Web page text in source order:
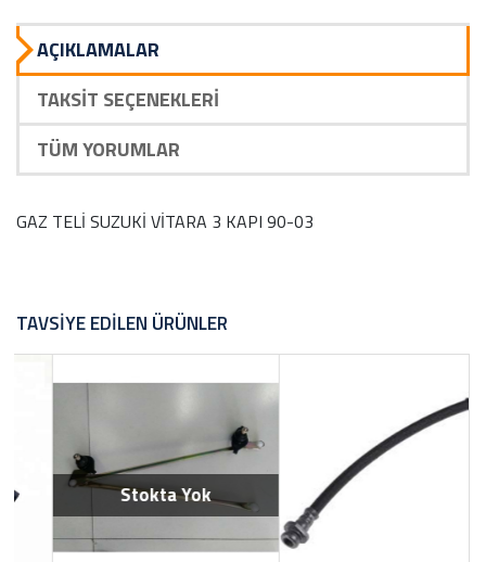
AÇIKLAMALAR
TAKSIT SEÇENEKLERI
TÜM YORUMLAR
GAZ TELİ SUZUKİ VİTARA 3 KAPI 90-03
TAVSIYE EDILEN ÜRÜNLER
Stokta Yok